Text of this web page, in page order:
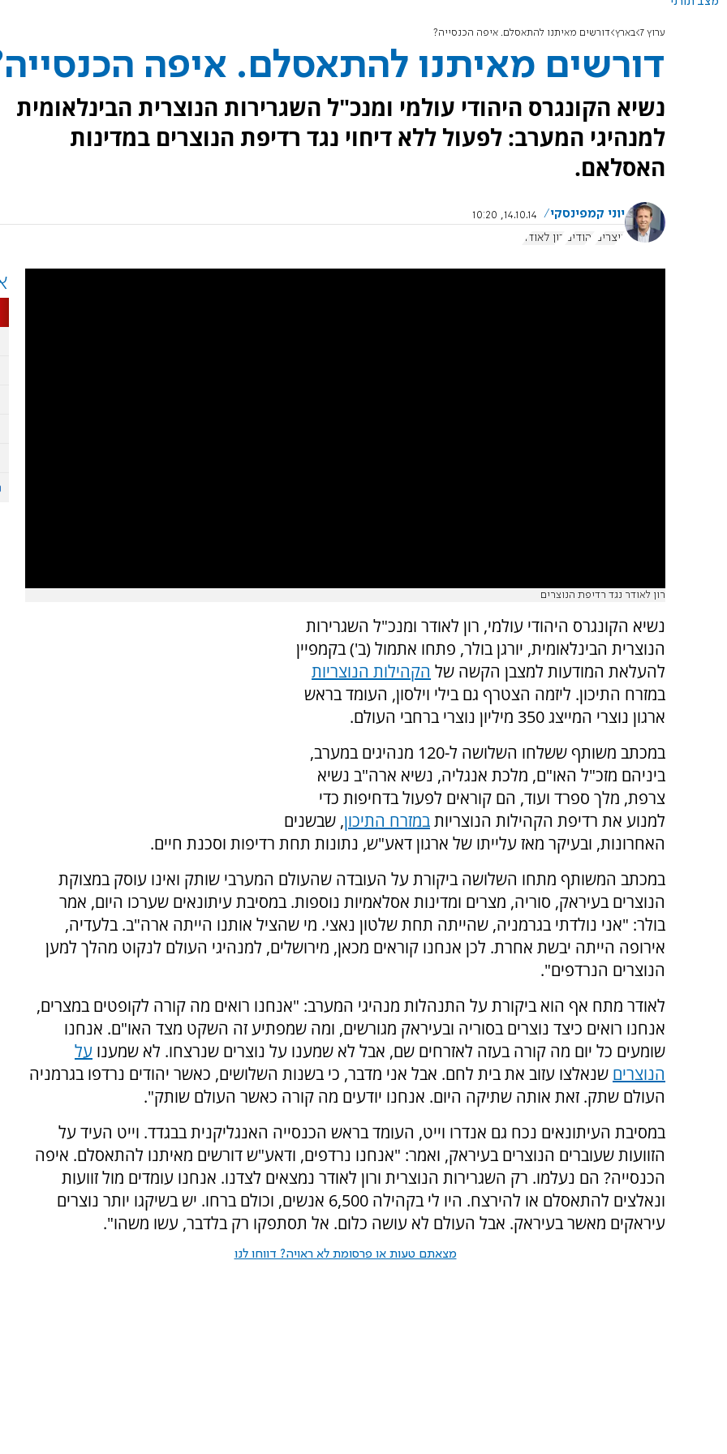
ערוץ 7 בארץ דורשים מאיתנו להתאסלם. איפה הכנסייה?
דורשים מאיתנו להתאסלם. איפה
נשיא הקונגרס היהודי עולמי ומנכ"ל השגרירות הנוצרית הבינלאומית
למנהיגי המערב: לפעול ללא דיחוי נגד רדיפת הנוצרים במדינות
האסלאם.
יוני קמפינסקי
14.10.14, 10:20
נוצרים
יהודים רון לאודר
רון לאודר נגד רדיפת הנוצרים
נשיא הקונגרס היהודי עולמי, רון לאודר ומנכ"ל השגרירות
הנוצרית הבינלאומית, יורגן בולר, פתחו אתמול (ב') בקמפיין
להעלאת המודעות למצבן הקשה של הקהילות הנוצריות
במזרח התיכון. ליזמה הצטרף גם בילי וילסון, העומד בראש
ארגון נוצרי המייצג 350 מיליון נוצרי ברחבי העולם.
במכתב משותף ששלחו השלושה ל-120 מנהיגים במערב,
ביניהם מזכ"ל האו"ם, מלכת אנגליה, נשיא ארה"ב נשיא
צרפת, מלך ספרד ועוד, הם קוראים לפעול בדחיפות כדי
למנוע את רדיפת הקהילות הנוצריותבמזרח התיכון, שבשנים
האחרונות, ובעיקר מאז עלייתו של ארגון דאע"ש, נתונות תחת רדיפות וסכנת חיים.
במכתב המשותף מתחו השלושה ביקורת על העובדה שהעולם המערבי שותק ואינו עוסק במצוקת
הנוצרים בעיראק, סוריה, מצרים ומדינות אסלאמיות נוספות. במסיבת עיתונאים שערכו היום, אמר
בולר: "אני נולדתי בגרמניה, שהייתה תחת שלטון נאצי. מי שהציל אותנו הייתה ארה"ב. בלעדיה,
אירופה הייתה יבשת אחרת. לכן אנחנו קוראים מכאן, מירושלים, למנהיגי העולם לנקוט מהלך למען
הנוצרים הנרדפים".
לאודר מתח אף הוא ביקורת על התנהלות מנהיגי המערב: "אנחנו רואים מה קורה לקופטים במצרים,
אנחנו רואים כיצד נוצרים בסוריה ובעיראק מגורשים, ומה שמפתיע זה השקט מצד האו"ם. אנחנו
שומעים כל יום מה קורה בעזה לאזרחים שם, אבל לא שמענו על נוצרים שנרצחו. לא שמענו על
הנוצרים שנאלצו עזוב את בית לחם. אבל אני מדבר, כי בשנות השלושים, כאשר יהודים נרדפו בגרמניה
העולם שתק. זאת אותה שתיקה היום. אנחנו יודעים מה קורה כאשר העולם שותק".
במסיבת העיתונאים נכח גם אנדרו וייט, העומד בראש הכנסייה האנגליקנית בבגדד. וייט העיד על
הזוועות שעוברים הנוצרים בעיראק, ואמר: "אנחנו נרדפים, ודאע"ש דורשים מאיתנו להתאסלם. איפה
הכנסייה? הם נעלמו. רק השגרירות הנוצרית ורון לאודר נמצאים לצדנו. אנחנו עומדים מול זוועות
ונאלצים להתאסלם או להירצח. היו לי בקהילה 6,500 אנשים, וכולם ברחו. יש בשיקגו יותר נוצרים
עיראקים מאשר בעיראק. אבל העולם לא עושה כלום. אל תסתפקו רק בלדבר, עשו משהו".
מצאתם טעות או פרסומת לא ראויה? דווחו לנו